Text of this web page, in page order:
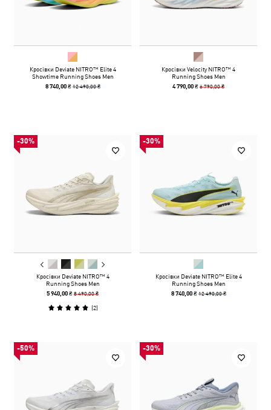
Кросівки Deviate NITRO™ Elite 4
Showtime Running Shoes Men
8 740,00 ₴ 12 490,00 ₴
Кросівки Velocity NITRO™ 4
Running Shoes Men
4 790,00 ₴6 790,00 ₴
-30%
Кросівки Deviate NITRO™ 4
Running Shoes Men
5 940,00 ₴8 490,00 ₴
(2)
-30%
Кросівки Deviate NITRO™ Elite 4
Running Shoes Men
8 740,00 ₴ 12 490,00 ₴
-50% -30%